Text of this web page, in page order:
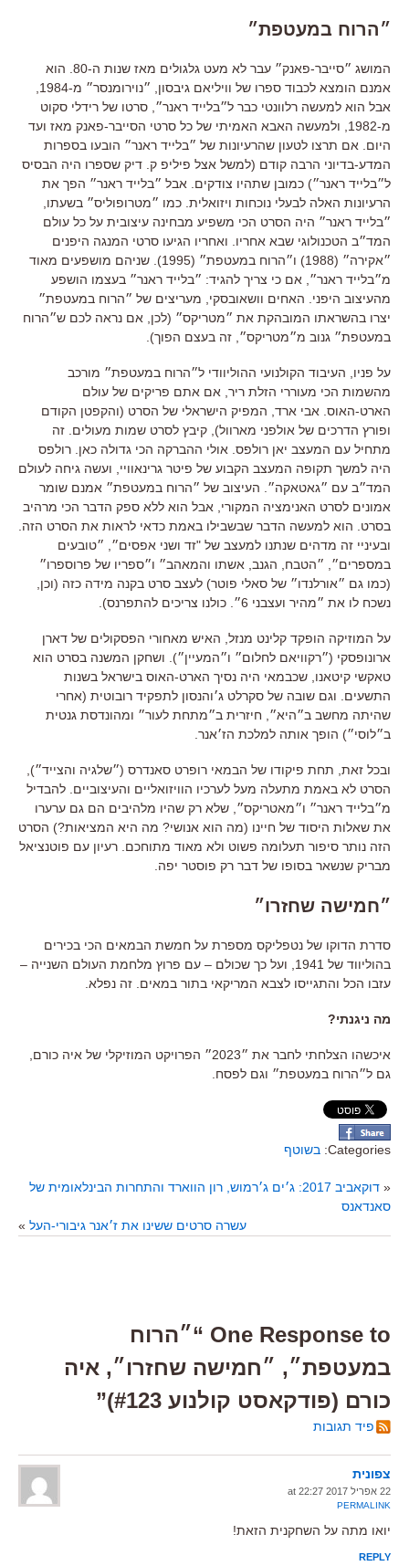
״הרוח במעטפת״
המושג ״סייבר-פאנק״ עבר לא מעט גלגולים מאז שנות ה-80. הוא
אבל הוא למעשה רלוונטי כבר ל״בלייד ראנר״, סרטו של רידלי סקוט
מ-1982, ולמעשה האבא האמיתי של כל סרטי הסייבר-פאנק מאז ועד
היום. אם תרצו לטעון שהרעיונות של ״בלייד ראנר״ הובעו בספרות
המדע-בדיוני הרבה קודם (למשל אצל פיליפ ק. דיק שספרו היה הבסיס
ל״בלייד ראנר״) כמובן שתהיו צודקים. אבל ״בלייד ראנר״ הפך את
הרעיונות האלה לבעלי נוכחות ויזואלית. כמו ״מטרופוליס״ בשעתו,
״בלייד ראנר״ היה הסרט הכי משפיע מבחינה עיצובית על כל עולם
המד״ב הטכנולוגי שבא אחריו. ואחריו הגיעו סרטי המנגה היפנים
״אקירה״ (1988) ו״הרוח במעטפת״ (1995). שניהם מושפעים מאוד
מ״בלייד ראנר״, אם כי צריך להגיד: ״בלייד ראנר״ בעצמו הושפע
מהעיצוב היפני. האחים וושאובסקי, מעריצים של ״הרוח במעטפת״
יצרו בהשראתו המובהקת את ״מטריקס״ (לכן, אם נראה לכם ש״הרוח
במעטפת״ גנוב מ״מטריקס״, זה בעצם הפוך).
על פניו, העיבוד הקולנועי ההוליוודי ל״הרוח במעטפת״ מורכב
מהשמות הכי מעוררי הזלת ריר, אם אתם פריקים של עולם
הארט-האוס. אבי ארד, המפיק הישראלי של הסרט (והקפטן הקודם
ופורץ הדרכים של אולפני מארוול), קיבץ לסרט שמות מעולים. זה
מתחיל עם המעצב יאן רולפס. אולי ההברקה הכי גדולה כאן. רולפס
היה למשך תקופה המעצב הקבוע של פיטר גרינאוויי, ועשה גיחה לעולם
המד״ב עם ״גאטאקה״. העיצוב של ״הרוח במעטפת״ אמנם שומר
אמונים לסרט האנימציה המקורי, אבל הוא ללא ספק הדבר הכי מרהיב
בסרט. הוא למעשה הדבר שבשבילו באמת כדאי לראות את הסרט הזה.
ובעיניי זה מדהים שנתנו למעצב של "זד ושני אפסים״, ״טובעים
במספרים״, ״הטבח, הגנב, אשתו והמאהב״ ו״ספריו של פרוספרו״
(כמו גם ״אורלנדו״ של סאלי פוטר) לעצב סרט בקנה מידה כזה (וכן,
נשכח לו את ״מהיר ועצבני 6״. כולנו צריכים להתפרנס).
על המוזיקה הופקד קלינט מנזל, האיש מאחורי הפסקולים של דארן
ארונופסקי (״רקוויאם לחלום״ ו״המעיין״). ושחקן המשנה בסרט הוא
טאקשי קיטאנו, שכבמאי היה נסיך הארט-האוס בישראל בשנות
התשעים. וגם שובה של סקרלט ג׳והנסון לתפקיד רובוטית (אחרי
שהיתה מחשב ב״היא״, חיזרית ב״מתחת לעור״ ומהונדסת גנטית
ב״לוסי״) הופך אותה למלכת הז׳אנר.
ובכל זאת, תחת פיקודו של הבמאי רופרט סאנדרס (״שלגיה והצייד״),
הסרט לא באמת מתעלה מעל לערכיו הוויזואליים והעיצוביים. להבדיל
מ״בלייד ראנר״ ו״מאטריקס״, שלא רק שהיו מלהיבים הם גם ערערו
את שאלות היסוד של חיינו (מה הוא אנושי? מה היא המציאות?) הסרט
הזה נותר סיפור תעלומה פשוט ולא מאוד מתוחכם. רעיון עם פוטנציאל
מבריק שנשאר בסופו של דבר רק פוסטר יפה.
״חמישה שחזרו״
סדרת הדוקו של נטפליקס מספרת על חמשת הבמאים הכי בכירים
בהוליווד של 1941, ועל כך שכולם – עם פרוץ מלחמת העולם השנייה –
עזבו הכל והתגייסו לצבא המריקאי בתור במאים. זה נפלא.
מה ניגנתי?
איכשהו הצלחתי לחבר את ״2023״ הפרויקט המוזיקלי של איה כורם,
גם ל״הרוח במעטפת״ וגם לפסח.
Categories: בשוטף
«
דוקאביב 2017: ג׳ים ג׳רמוש, רון הווארד והתחרות הבינלאומית של
סאנדאנס
עשרה סרטים ששינו את ז׳אנר גיבורי-העל »
One Response to “״הרוח
במעטפת״, ״חמישה שחזרו״, איה
כורם (פודקאסט קולנוע #123)”
פיד תגובות
צפונית
22 אפריל 2017 at 22:27
PERMALINK
יואו מתה על השחקנית הזאת!
REPLY